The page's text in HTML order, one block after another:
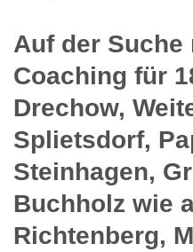
Auf der Suche
Coaching für
Drechow,
Splietsdorf,
Steinhagen,
Buchholz wie
Richtenberg,